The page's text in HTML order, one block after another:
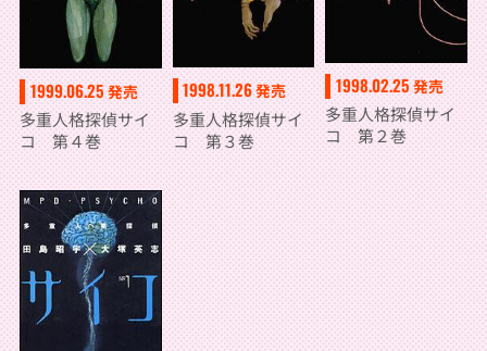
1999.06.25 発売
多重人格探偵サイ
コ 第４巻
1998.11.26発売
多重人格探偵サイ
コ 第３巻
1998.02.25 発売
多重人格探偵サイ
コ 第２巻